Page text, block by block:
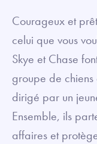
Courageux et
celui que vous
Skye et Chase
groupe de
dirigé par un
Ensemble, ils
affaires et